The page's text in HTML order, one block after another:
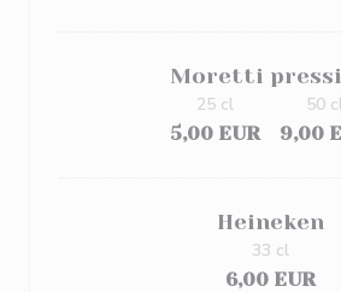
Moretti
5,00 EUR
25 cl
9,00
50
Heineken
6,00 EUR
33 cl